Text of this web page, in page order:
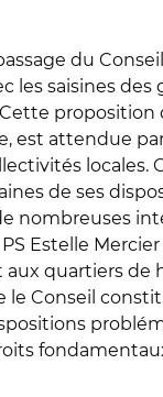
du Conseil
les saisines des
Cette proposition
est attendue
locales.
de ses
nombreuses
Estelle
aux quartiers de
le Conseil